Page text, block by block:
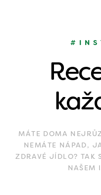
MÁTE DOMA
NEMÁTE NÁPAD,
ZDRAVÉ JÍDLO? TAK
NAŠEM